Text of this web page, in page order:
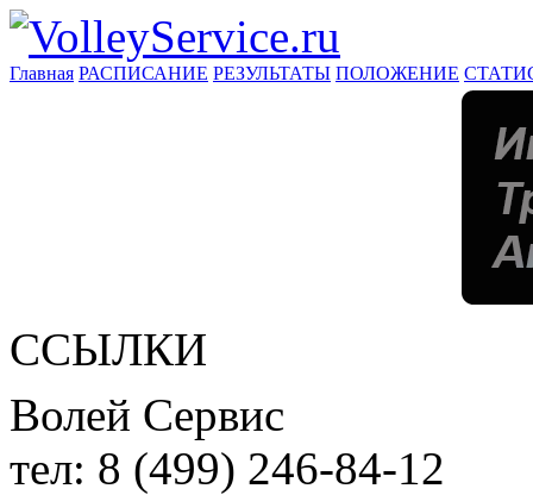
Главная РАСПИСАНИЕ РЕЗУЛЬТАТЫ ПОЛОЖЕНИЕ
ССЫЛКИ
Волей Сервис
тел: 8 (499) 246-84-12